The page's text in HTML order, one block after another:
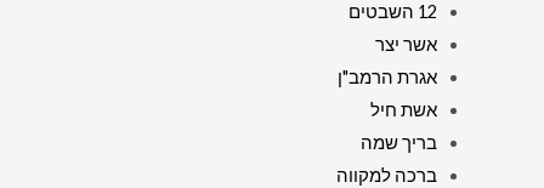
12 השבטים
אשר יצר
אגרת הרמב"ן
אשת חיל
בריך שמה
ברכה למקווה